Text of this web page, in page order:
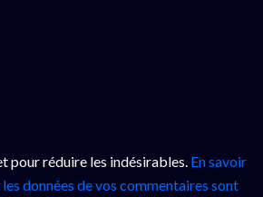
pour réduire les indésirables. En savoir
données de vos commentaires sont